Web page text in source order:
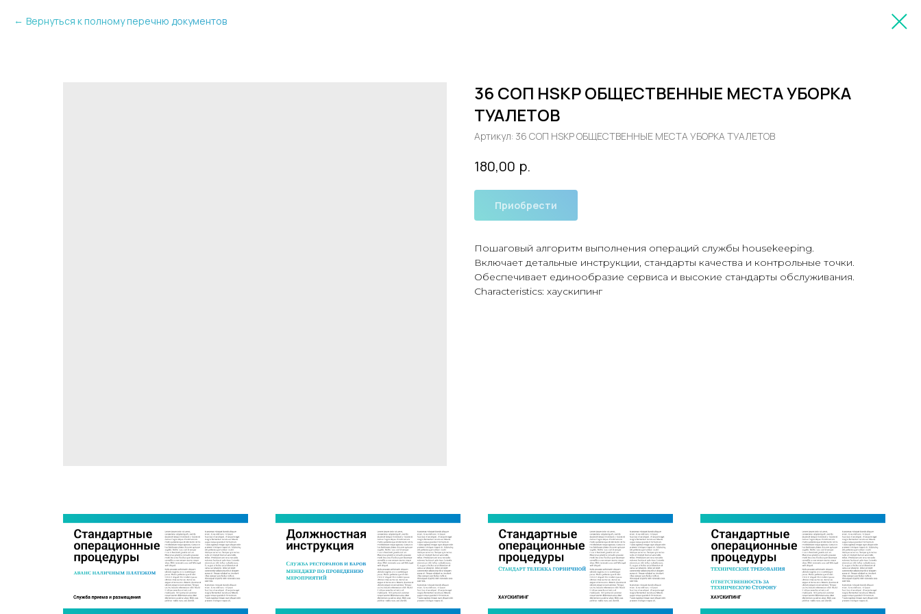
Вернуться к полному перечню документов
36 СОП HSKP ОБЩЕСТВЕННЫЕ МЕСТА УБОРКА
ТУАЛЕТОВ
Артикул: 36 СОП HSKP ОБЩЕСТВЕННЫЕ МЕСТА УБОРКА ТУАЛЕТОВ
180,00 р.
Приобрести
Пошаговый алгоритм выполнения операций службы housekeeping.
Включает детальные инструкции, стандарты качества и контрольные точки.
Обеспечивает единообразие сервиса и высокие стандарты обслуживания.
Characteristics: хаускипинг